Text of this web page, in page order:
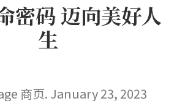
密码 迈向美好人
生
商页. January 23, 2023